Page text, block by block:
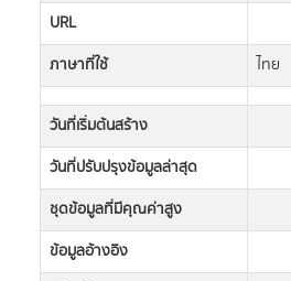
URL
ภาษาที่ใช้
ไทย
วันที่เริ่มต้นสร้าง
วันที่ปรับปรุงข้อมูลล่าสุด
ชุดข้อมูลที่มีคุณค่าสูง
ข้อมูลอ้างอิง